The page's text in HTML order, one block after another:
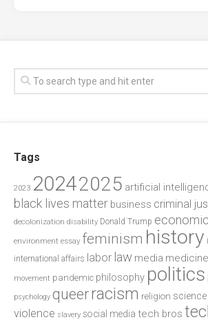
Tags
2023 20242025 artificial
black lives matter business criminal
decolonization disability Donald Trump
environment essay feminism history
international affairs labor law media medicine
movement pandemic philosophy politics
psychology queerracism religion science
violence slavery social media tech bros